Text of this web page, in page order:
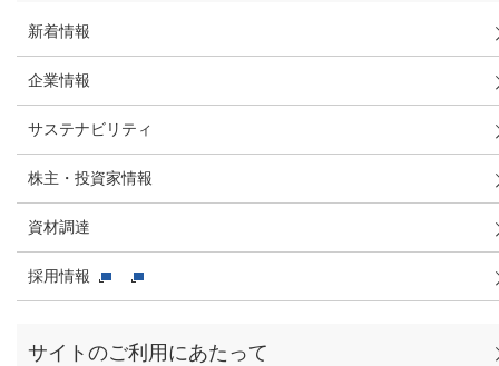
新着情報
企業情報
サステナビリティ
株主・投資家情報
資材調達
採用情報
サイトのご利用にあたって